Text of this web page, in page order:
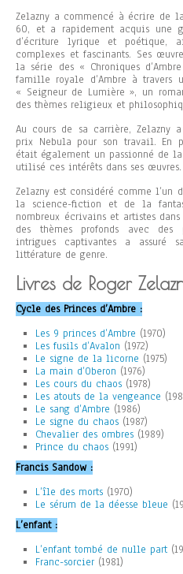
Zelazny a commencé à écrire de
60, et a rapidement acquis une
d’écriture lyrique et poétique,
complexes et fascinants. Ses
la série des « Chroniques
famille royale d’Ambre à travers
« Seigneur de Lumière », un
des thèmes religieux et
Au cours de sa carrière, Zelazny
prix Nebula pour son travail. En
était également un passionné de
utilisé ces intérêts dans ses œuvres.
Zelazny est considéré comme l’un
la science-fiction et de la
nombreux écrivains et artistes
des thèmes profonds avec des
intrigues captivantes a assuré
littérature de genre.
Livres de Roger
Cycle des Princes d’Ambre :
Les 9 princes d’Ambre (1970)
Les fusils d’Avalon (1972)
Le signe de la licorne (1975)
La main d’Oberon (1976)
Les cours du chaos (1978)
Les atouts de la vengeance
Le sang d’Ambre (1986)
Le signe du chaos (1987)
Chevalier des ombres (1989)
Prince du chaos (1991)
Francis Sandow :
L’île des morts (1970)
Le sérum de la déesse bleue
L’enfant :
L’enfant tombé de nulle part
Franc-sorcier (1981)